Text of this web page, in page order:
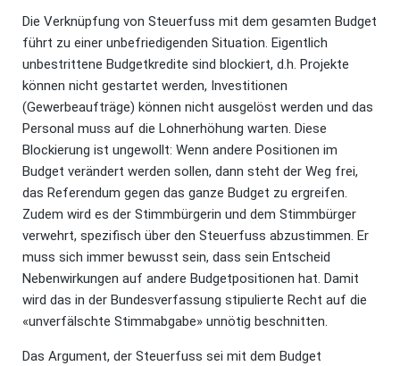
Die Verknüpfung von Steuerfuss mit dem gesamten Budget
führt zu einer unbefriedigenden Situation. Eigentlich
unbestrittene Budgetkredite sind blockiert, d.h. Projekte
können nicht gestartet werden, Investitionen
(Gewerbeaufträge) können nicht ausgelöst werden und das
Personal muss auf die Lohnerhöhung warten. Diese
Blockierung ist ungewollt: Wenn andere Positionen im
Budget verändert werden sollen, dann steht der Weg frei,
das Referendum gegen das ganze Budget zu ergreifen.
Zudem wird es der Stimmbürgerin und dem Stimmbürger
verwehrt, spezifisch über den Steuerfuss abzustimmen. Er
muss sich immer bewusst sein, dass sein Entscheid
Nebenwirkungen auf andere Budgetpositionen hat. Damit
wird das in der Bundesverfassung stipulierte Recht auf die
«unverfälschte Stimmabgabe» unnötig beschnitten.
Das Argument, der Steuerfuss sei mit dem Budget